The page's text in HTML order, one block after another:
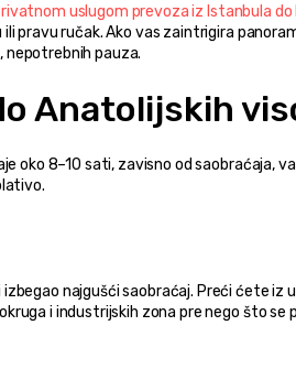
uslugom prevoza iz Istanbula do
pravu ručak. Ako vas zaintrigira
pauza.
Anatolijskih
oko 8–10 sati, zavisno od saobraćaja,
najgušći saobraćaj. Preći ćete
i industrijskih zona pre nego što